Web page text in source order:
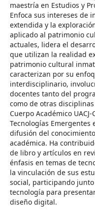
maestría en Estudios y
Enfoca sus intereses de
extendida y la
aplicado al patrimonio
actuales, lidera el
que utilizan la realidad
patrimonio cultural
caracterizan por su
interdisciplinario,
docentes tanto del
como de otras
Cuerpo Académico
Tecnologías Emergentes
difusión del
académica. Ha
de libro y artículos en
énfasis en temas de
la vinculación de sus
social, participando
tecnología para
diseño digital.